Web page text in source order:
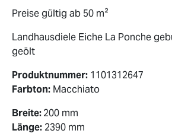
Preise gültig ab 50 m²
Landhausdiele Eiche La Ponche
geölt
Produktnummer: 1101312647
Farbton: Macchiato
Breite:200 mm
Länge: 2390 mm